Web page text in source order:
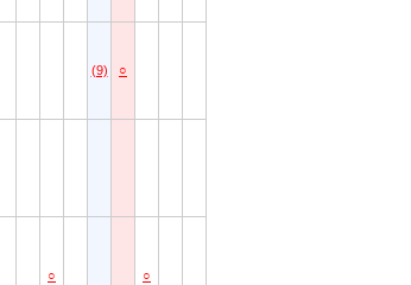
(9) ○
○ ○